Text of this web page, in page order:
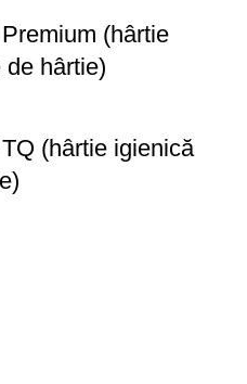
(hârtie
hârtie)
(hârtie igienică